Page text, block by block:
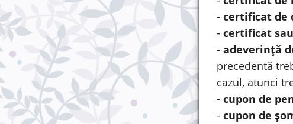
- certificat de
- certificat
- adeverință
precedentă
cazul, atunci
- cupon de
- cupon de